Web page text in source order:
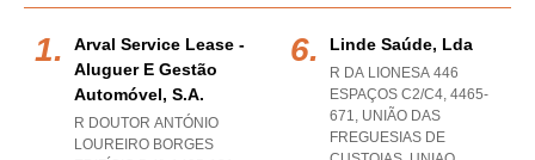
Arval Service Lease -
Aluguer E Gestão
Automóvel, S.a.
R DOUTOR ANTÓNIO
LOUREIRO BORGES
Linde Saúde, Lda
R DA LIONESA 446
ESPAÇOS C2/C4, 4465-
671, UNIÃO DAS
FREGUESIAS DE